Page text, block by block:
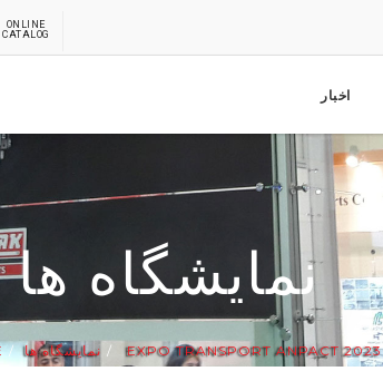
ONLINE
CATALOG
اخبار
نمایشگاه ها
نمایشگاه ها EXPO TRANSPORT ANPACT 2023